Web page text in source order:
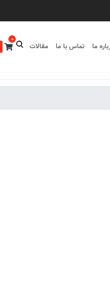
ما تماس با ما مقالات
0